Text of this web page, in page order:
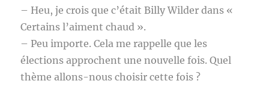
– Heu, je crois que c’était Billy Wilder dans «
Certains l’aiment chaud ».
– Peu importe. Cela me rappelle que les
élections approchent une nouvelle fois. Quel
thème allons-nous choisir cette fois ?